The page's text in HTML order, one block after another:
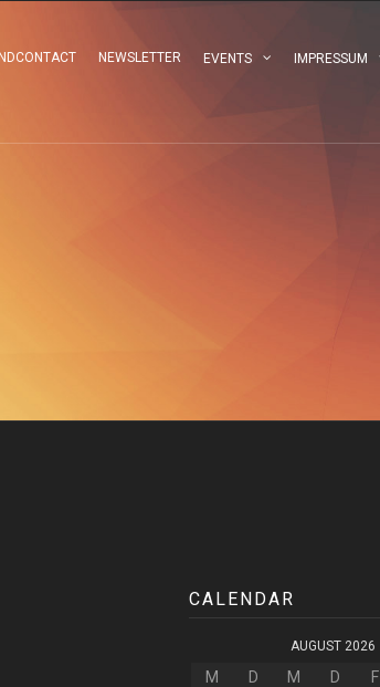
NEWSLETTER EVENTS IMPRESSUM
CALENDAR
AUGUST 2026
M D M D F